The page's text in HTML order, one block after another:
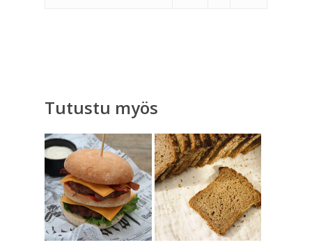
Tutustu myös